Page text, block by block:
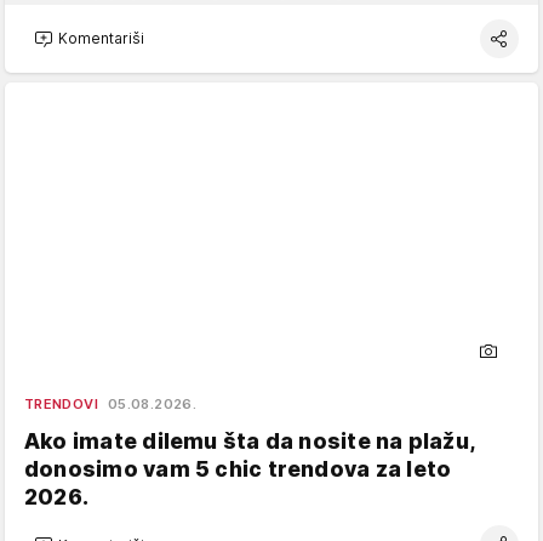
Komentariši
TRENDOVI 05.08.2026.
Ako imate dilemu šta da nosite na plažu,
donosimo vam 5 chic trendova za leto
2026.